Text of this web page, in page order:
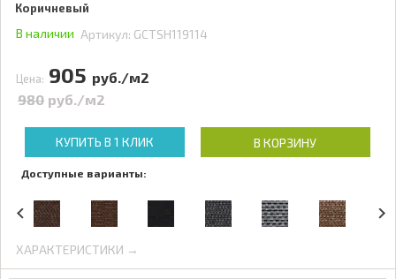
Коричневый
В наличии Артикул: GCTSH119114
Цена: 905 руб./м2
980 руб./м2
КУПИТЬ В 1 КЛИК В КОРЗИНУ
Доступные варианты:
ХАРАКТЕРИСТИКИ →